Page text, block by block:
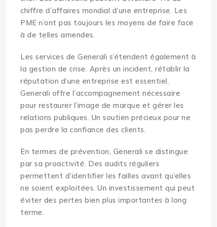
chiffre d’affaires mondial d’une entreprise. Les
PME n’ont pas toujours les moyens de faire face
à de telles amendes.
Les services de Generali s’étendent également à
la gestion de crise. Après un incident, rétablir la
réputation d’une entreprise est essentiel.
Generali offre l’accompagnement nécessaire
pour restaurer l’image de marque et gérer les
relations publiques. Un soutien précieux pour ne
pas perdre la confiance des clients.
En termes de prévention, Generali se distingue
par sa proactivité. Des audits réguliers
permettent d’identifier les failles avant qu’elles
ne soient exploitées. Un investissement qui peut
éviter des pertes bien plus importantes à long
terme.